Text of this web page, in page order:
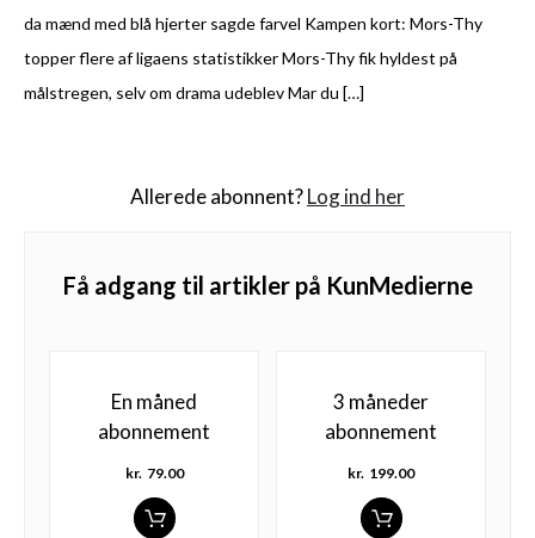
da mænd med blå hjerter sagde farvel Kampen kort: Mors-Thy
topper flere af ligaens statistikker Mors-Thy fik hyldest på
målstregen, selv om drama udeblev Mar du […]
Allerede abonnent?Log ind her
Få adgang til artikler på KunMedierne
En måned
abonnement
kr. 79.00
3 måneder
abonnement
kr. 199.00